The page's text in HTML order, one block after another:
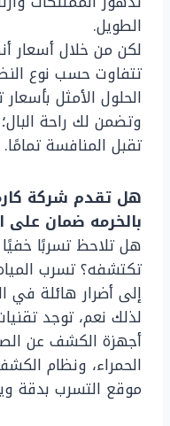
الطويل.
لكن من خلال أسعار
تتفاوت حسب نوع
الحلول الأمثل
وتضمن لك راحة
تقبل المنافسة تمامًا.
هل تقدم شركة
بالخرمه ضمان على
هل تلاحظ تسربًا
تكتشفه؟ تسرب
إلى أضرار هائلة في
لذلك نعم، توجد
أجهزة الكشف عن
الحمراء، ونظام
موقع التسرب بدقة